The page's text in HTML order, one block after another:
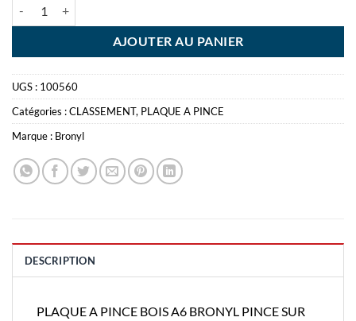
AJOUTER AU PANIER
UGS : 100560
Catégories :CLASSEMENT, PLAQUE A PINCE
Marque : Bronyl
DESCRIPTION
PLAQUE A PINCE BOIS A6 BRONYL PINCE SUR